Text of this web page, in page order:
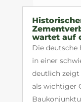
wartet auf
Die
in einer
deutlich zeigt
als wichtiger